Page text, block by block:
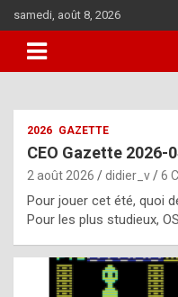
to
content
samedi, août 8, 2026
2026 GAZETTE
CEO Gazette 2026-
2 août 2026 didier_v 6
Pour jouer cet été, quoi
Pour les plus studieux,